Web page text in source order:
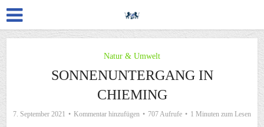
Natur & Umwelt
SONNENUNTERGANG IN
CHIEMING
7. September 2021 Kommentar hinzufügen 707 Aufrufe 1 Minuten zum Lesen